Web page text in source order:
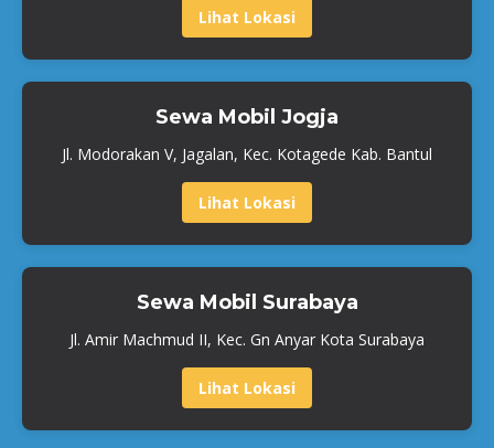
Lihat Lokasi
Sewa Mobil Jogja
Jl. Modorakan V, Jagalan, Kec. Kotagede Kab. Bantul
Lihat Lokasi
Sewa Mobil Surabaya
Jl. Amir Machmud II, Kec. Gn Anyar Kota Surabaya
Lihat Lokasi